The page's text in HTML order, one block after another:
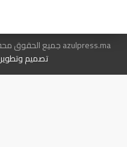
azulpress.ma جميع الحقوق محفوظة
تصميم وتطوير